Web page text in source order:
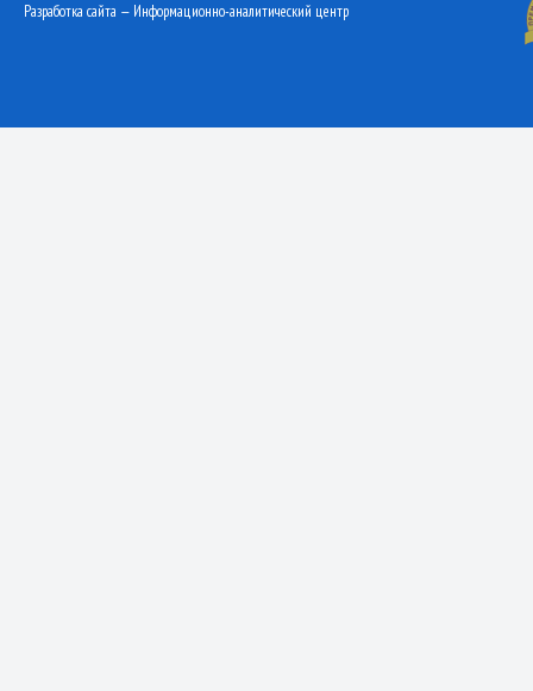
Разработка сайта — Информационно-аналитический центр